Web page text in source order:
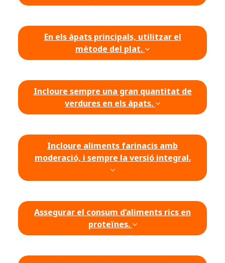
En els àpats principals, utilitzar el
mètode del plat.
Incloure sempre una gran quantitat de
verdures en els àpats.
Incloure aliments farinacis amb
moderació, i sempre la versió integral.
Assegurar el consum d’aliments rics en
proteïnes.